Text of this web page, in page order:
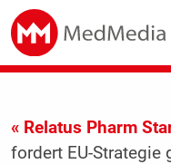
« Relatus Pharm
fordert EU-Strategie